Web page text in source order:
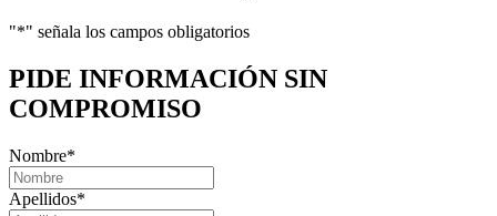
"*" señala los campos obligatorios
PIDE INFORMACIÓN SIN
COMPROMISO
Nombre*
Apellidos*